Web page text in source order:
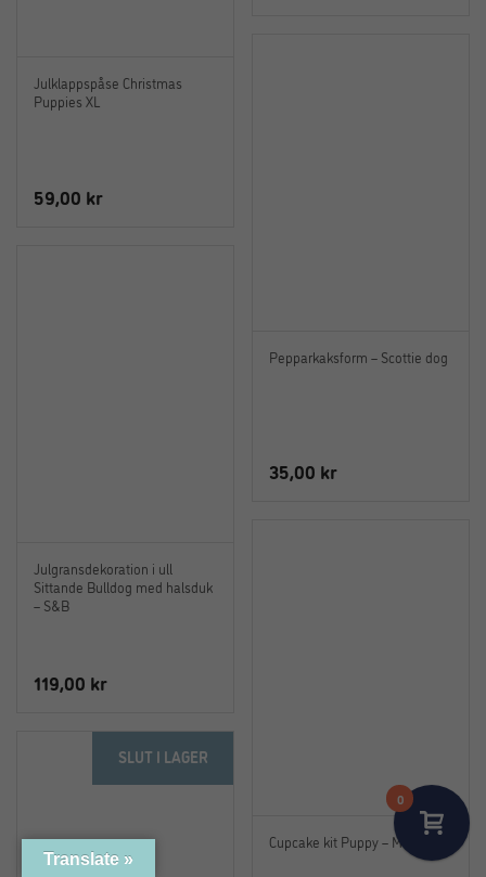
Julklappspåse Christmas
Puppies XL
59,00 kr
Pepparkaksform – Scottie dog
35,00 kr
Julgransdekoration i ull
Sittande Bulldog med halsduk
– S&B
119,00 kr
Cupcake kit Puppy – Meri Meri
SLUT I LAGER
0
Translate »